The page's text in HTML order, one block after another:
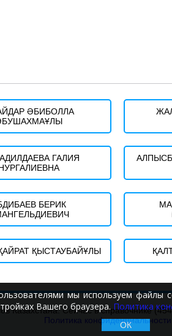
ӘБИБОЛЛА
ГАЛИЯ
БЕРИК
ҚЫСТАУБАЙҰЛЫ
Казахстана. Сейчас в справочнике
Политика конфиденциальности
мы используем
Вашего браузера. Политика
ОК